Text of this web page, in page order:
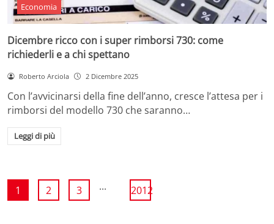
Economia
Dicembre ricco con i super rimborsi 730: come
richiederli e a chi spettano
Roberto Arciola 2 Dicembre 2025
Con l’avvicinarsi della fine dell’anno, cresce l’attesa per i
rimborsi del modello 730 che saranno…
Leggi di più
1 2 3 ... 2012